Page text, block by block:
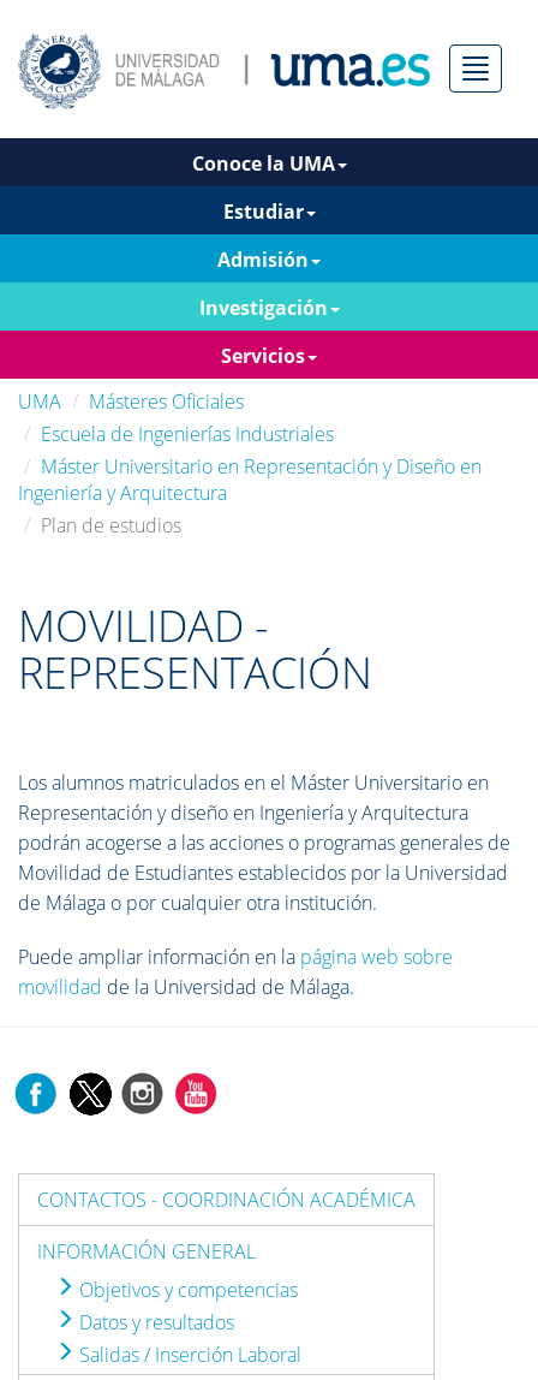
Menú
Conoce la UMA
Estudiar
Admisión
Investigación
Servicios
UMA
Másteres Oficiales
Escuela de Ingenierías Industriales
Máster Universitario en Representación y Diseño en
Ingeniería y Arquitectura
Plan de estudios
MOVILIDAD -
REPRESENTACIÓN
Los alumnos matriculados en el Máster Universitario en
Representación y diseño en Ingeniería y Arquitectura
podrán acogerse a las acciones o programas generales de
Movilidad de Estudiantes establecidos por la Universidad
de Málaga o por cualquier otra institución.
Puede ampliar información en la página web sobre
movilidad de la Universidad de Málaga.
CONTACTOS - COORDINACIÓN ACADÉMICA
INFORMACIÓN GENERAL
Objetivos y competencias
Datos y resultados
Salidas / Inserción Laboral